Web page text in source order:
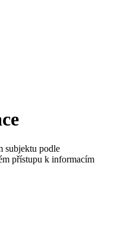
subjektu podle
přístupu k informacím